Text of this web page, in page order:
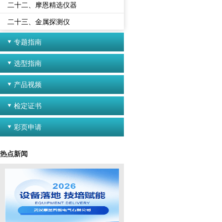
二十二、摩恩精选仪器
二十三、金属探测仪
专题指南
选型指南
产品视频
检定证书
彩页申请
热点新闻